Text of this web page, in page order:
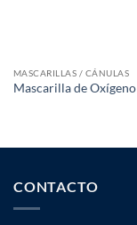
MASCARILLAS / CÁNULAS
Mascarilla de Oxígeno
CONTACTO